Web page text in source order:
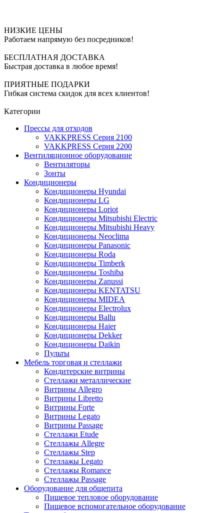
НИЗКИЕ ЦЕНЫ
Работаем напрямую без посредников!
БЕСПЛАТНАЯ ДОСТАВКА
Быстрая доставка в любое время!
ПРИЯТНЫЕ ПОДАРКИ
Гибкая система скидок для всех клиентов!
Категории
Прессы для отходов
VAKKPRESS Серия 2100
VAKKPRESS Серия 2200
Вентиляционное оборудование
Вентиляторы
Зонты
Кондиционеры
Кондиционеры Hyundai
Кондиционеры LG
Кондиционеры Loriot
Кондиционеры Mitsubishi Electric
Кондиционеры Mitsubishi Heavy
Кондиционеры Neoclima
Кондиционеры Panasonic
Кондиционеры Roda
Кондиционеры Timberk
Кондиционеры Toshiba
Кондиционеры Zanussi
Кондиционеры KENTATSU
Кондиционеры MIDEA
Кондиционеры Electrolux
Кондиционеры Ballu
Кондиционеры Haier
Кондиционеры Dekker
Кондиционеры Daikin
Пульты
Мебель торговая и стеллажи
Кондитерские витрины
Стеллажи металлические
Витрины Allegro
Витрины Libretto
Витрины Forte
Витрины Legato
Витрины Passage
Стеллажи Etude
Стеллажы Allegre
Стеллажы Step
Стеллажы Legato
Стеллажы Romance
Стеллажы Passage
Оборудование для общепита
Пищевое тепловое оборудование
Пищевое вспомогательное оборудование